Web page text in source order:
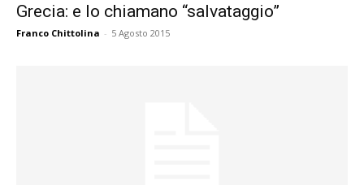
Grecia: e lo chiamano “salvataggio”
Franco Chittolina - 5 Agosto 2015